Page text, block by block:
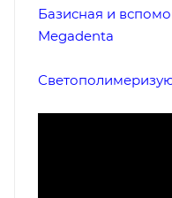
Базисная и
Megadenta